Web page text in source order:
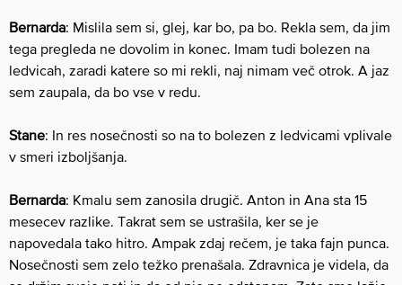
Bernarda: Mislila sem si, glej, kar bo, pa bo. Rekla sem, da jim
tega pregleda ne dovolim in konec. Imam tudi bolezen na
ledvicah, zaradi katere so mi rekli, naj nimam več otrok. A jaz
sem zaupala, da bo vse v redu.
Stane: In res nosečnosti so na to bolezen z ledvicami vplivale
v smeri izboljšanja.
Bernarda: Kmalu sem zanosila drugič. Anton in Ana sta 15
mesecev razlike. Takrat sem se ustrašila​, ker se je
napovedala tako hitro. Ampak zdaj rečem, je taka fajn punca.​
Nosečnosti sem zelo težko prenašala​. Zdravnica je videla, da